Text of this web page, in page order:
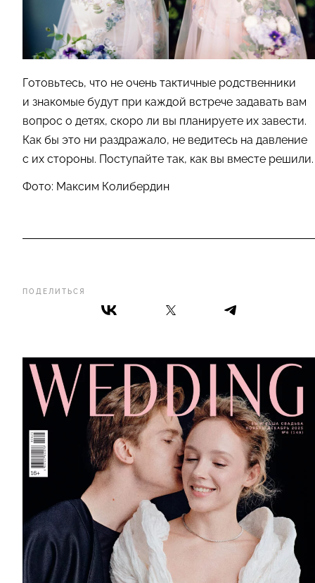
ПОДЕЛИТЬСЯ
Готовьтесь, что не очень тактичные родственники
и знакомые будут при каждой встрече задавать вам
вопрос о детях, скоро ли вы планируете их завести.
Как бы это ни раздражало, не ведитесь на давление
с их стороны. Поступайте так, как вы вместе решили.
Фото: Максим Колибердин